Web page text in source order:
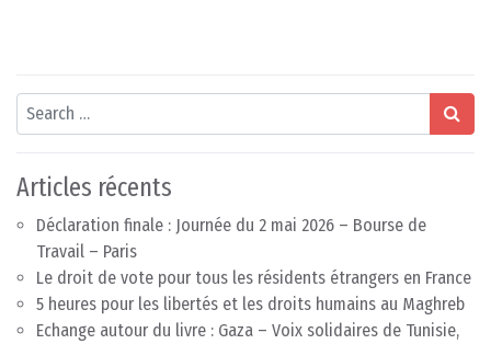
Search
Articles récents
Déclaration finale : Journée du 2 mai 2026 – Bourse de
Travail – Paris
Le droit de vote pour tous les résidents étrangers en France
5 heures pour les libertés et les droits humains au Maghreb
Echange autour du livre : Gaza – Voix solidaires de Tunisie,